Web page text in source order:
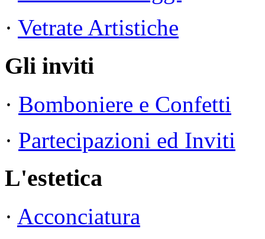
· Vetrate Artistiche
Gli inviti
· Bomboniere e Confetti
· Partecipazioni ed Inviti
L'estetica
· Acconciatura